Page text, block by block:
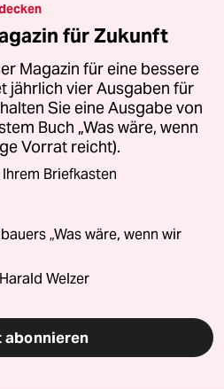
für Zukunft
Magazin für eine bessere
jährlich vier Ausgaben für
Sie eine Ausgabe von
Buch „Was wäre, wenn
Vorrat reicht).
Briefkasten
„Was wäre, wenn wir
Welzer